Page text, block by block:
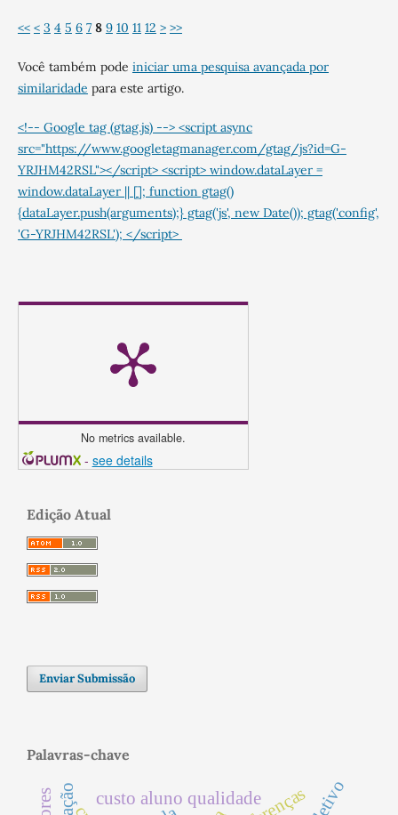
<< < 3 4 5 6 7 8 9 10 11 12 > >>
Você também pode iniciar uma pesquisa avançada por
similaridade para este artigo.
<!-- Google tag (gtag.js) --> <script async
src="https://www.googletagmanager.com/gtag/js?id=G-
YRJHM42RSL"></script> <script> window.dataLayer =
window.dataLayer || []; function gtag()
{dataLayer.push(arguments);} gtag('js', new Date()); gtag('config',
'G-YRJHM42RSL'); </script>
No metrics available.
- see details
Edição Atual
Enviar Submissão
Palavras-chave
custo aluno qualidade